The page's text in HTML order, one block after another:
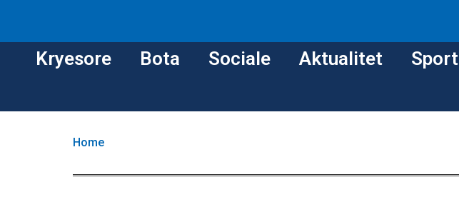
Kryesore Bota Sociale Aktualitet Sport
Home